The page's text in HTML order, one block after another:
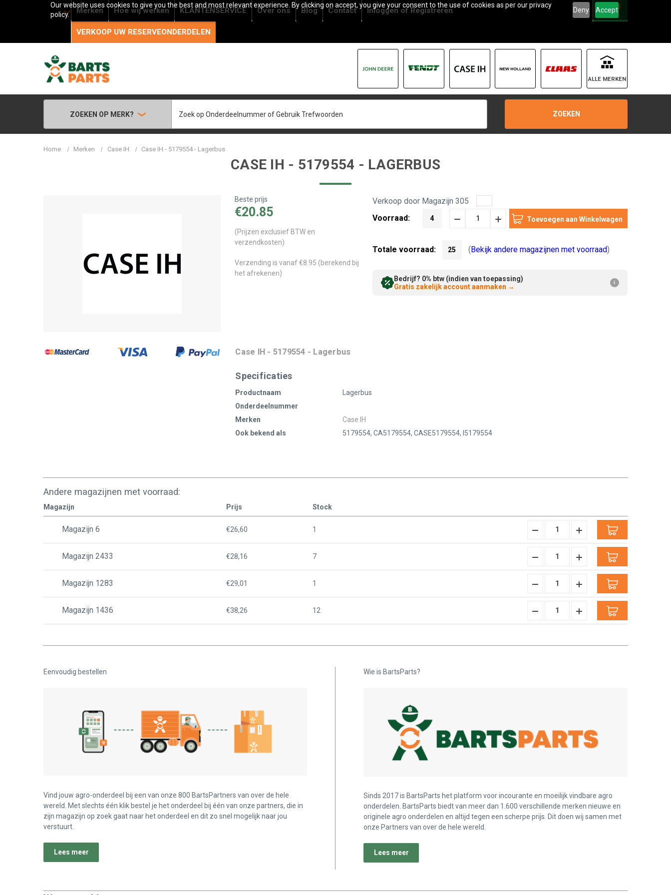
Our website uses cookies to give you the best and most relevant experience. By clicking on accept, you give your consent to the use of cookies as per our privacy
policy.
Deny Accept
Merken Hoe wij werken KLANTENSERVICE Over ons Blog Contact InloggenofRegistreren
VERKOOP UW RESERVEONDERDELEN
0
ALLE MERKEN
ZOEKEN OP MERK?
ZOEKEN
Home Merken Case IH Case IH - 5179554 - Lagerbus
CASE IH - 5179554 - LAGERBUS
Beste prijs
€20.85
(Prijzen exclusief BTW en
verzendkosten)
Verzending is vanaf €8.95 (berekend bij
het afrekenen)
Verkoop door Magazijn 305
Voorraad:
4 HoeveelheidHoeveelheid
Totale voorraad: 25 (Bekijk andere magazijnen met voorraad)
Bedrijf? 0% btw (indien van toepassing)
Gratis zakelijk account aanmaken → i
Case IH - 5179554 - Lagerbus
Specificaties
Productnaam
Lagerbus
Onderdeelnummer
Merken
Case IH
Ook bekend als
5179554, CA5179554, CASE5179554, I5179554
Andere magazijnen met voorraad:
Magazijn Prijs Stock
Magazijn 6 €26,60 1 Hoeveelheid Hoeveelheid
verhogen:
Magazijn 2433 €28,16 7 Hoeveelheid Hoeveelheid
verhogen:
Magazijn 1283 €29,01 1 Hoeveelheid Hoeveelheid
verhogen:
Magazijn 1436 €38,26 12 Hoeveelheid Hoeveelheid
Eenvoudig bestellen
Vind jouw agro-onderdeel bij een van onze 800 BartsPartners van over de hele
wereld. Met slechts één klik bestel je het onderdeel bij één van onze partners, die in
zijn magazijn op zoek gaat naar het onderdeel en dit zo snel mogelijk naar jou
verstuurt.
Lees meer
Wie is BartsParts?
Sinds 2017 is BartsParts het platform voor incourante en moeilijk vindbare agro
onderdelen. BartsParts biedt van meer dan 1.600 verschillende merken nieuwe en
originele agro onderdelen en altijd tegen een scherpe prijs. Dit doen wij samen met
onze Partners van over de hele wereld.
Lees meer